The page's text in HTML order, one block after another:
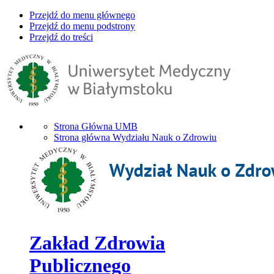
Przejdź do menu głównego
Przejdź do menu podstrony
Przejdź do treści
Strona Główna UMB
Strona główna Wydziału Nauk o Zdrowiu
Zakład Zdrowia
Publicznego